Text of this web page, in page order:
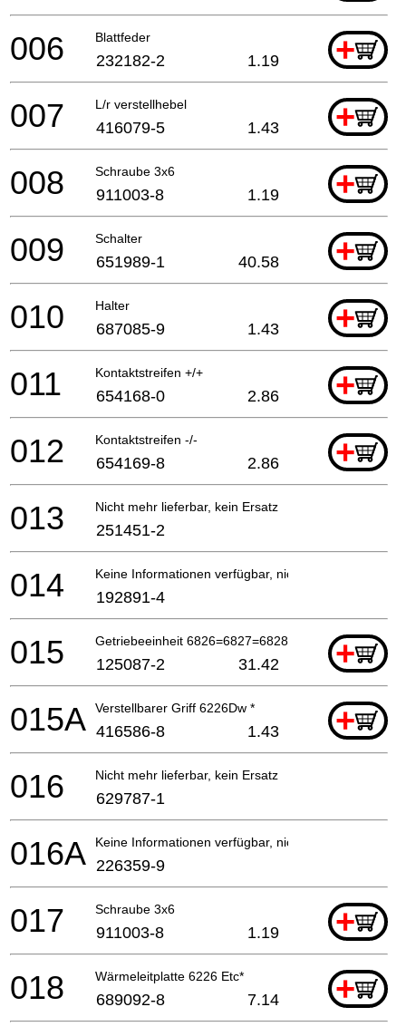
Blattfeder +
006 232182-2 1.19
L/r verstellhebel +
007 416079-5 1.43
Schraube 3x6 +
008 911003-8 1.19
Schalter +
009 651989-1 40.58
Halter +
010 687085-9 1.43
Kontaktstreifen +/+ +
011 654168-0 2.86
Kontaktstreifen -/- +
012 654169-8 2.86
Nicht mehr lieferbar, kein Ersatz
013 251451-2
Keine Informationen verfügbar, nicht bestellbar
014 192891-4
Getriebeeinheit 6826=6827=6828Dw +
015 125087-2 31.42
Verstellbarer Griff 6226Dw * +
015A 416586-8 1.43
Nicht mehr lieferbar, kein Ersatz
016 629787-1
Keine Informationen verfügbar, nicht bestellbar
016A 226359-9
Schraube 3x6 +
017 911003-8 1.19
Wärmeleitplatte 6226 Etc* +
018 689092-8 7.14